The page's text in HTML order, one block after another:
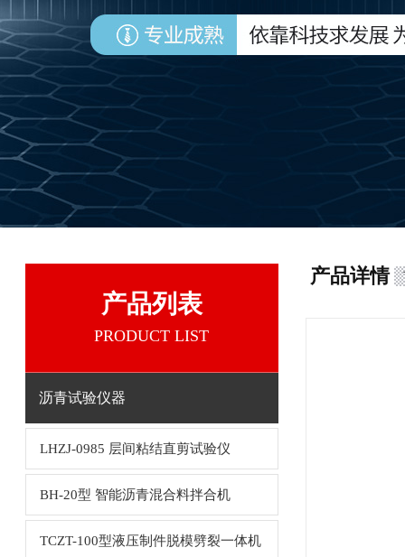
产品列表
PRODUCT LIST
沥青试验仪器
LHZJ-0985 层间粘结直剪试验仪
BH-20型 智能沥青混合料拌合机
TCZT-100型液压制件脱模劈裂一体机
产品详情